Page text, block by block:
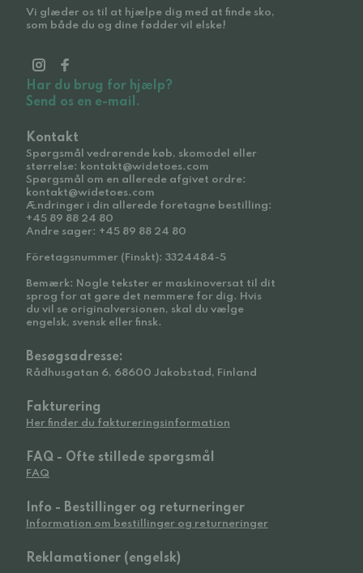
Vi glæder os til at hjælpe dig med at finde sko,
som både du og dine fødder vil elske!
Har du brug for hjælp?
Send os en e-mail.
Kontakt
Spørgsmål vedrørende køb, skomodel eller
størrelse: kontakt@widetoes.com
Spørgsmål om en allerede afgivet ordre:
kontakt@widetoes.com
Ændringer i din allerede foretagne bestilling:
+45 89 88 24 80
Andre sager: +45 89 88 24 80
Företagsnummer (Finskt): 3324484-5
Bemærk: Nogle tekster er maskinoversat til dit
sprog for at gøre det nemmere for dig. Hvis
du vil se originalversionen, skal du vælge
engelsk, svensk eller finsk.
Besøgsadresse:
Rådhusgatan 6, 68600 Jakobstad, Finland
Fakturering
Her finder du faktureringsinformation
FAQ - Ofte stillede spørgsmål
FAQ
Info - Bestillinger og returneringer
Information om bestillinger og returneringer
Reklamationer (engelsk)